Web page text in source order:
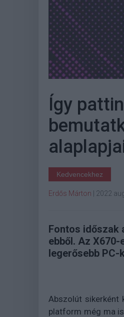
Így
Kedvencekhez
Erdős Márton 2022
Fontos időszak
ebből. Az
legerősebb PC-
Abszolút sikerként
platform még ma